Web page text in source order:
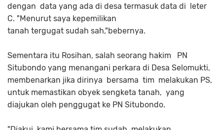
dengan data yang ada di desa termasuk data di leter
C. "Menurut saya kepemilikan
tanah tergugat sudah sah,"bebernya.
Sementara itu Rosihan, salah seorang hakim PN
Situbondo yang menangani perkara di Desa Selomukti,
membenarkan jika dirinya bersama tim melakukan PS,
untuk memastikan obyek sengketa tanah, yang
diajukan oleh penggugat ke PN Situbondo.